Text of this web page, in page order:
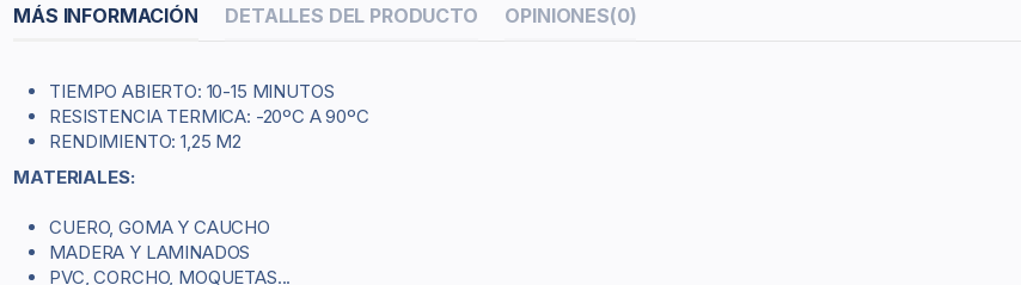
MÁS INFORMACIÓN DETALLES DEL PRODUCTO OPINIONES(0)
TIEMPO ABIERTO: 10-15 MINUTOS
RESISTENCIA TERMICA: -20ºC A 90ºC
RENDIMIENTO: 1,25 M2
MATERIALES:
CUERO, GOMA Y CAUCHO
MADERA Y LAMINADOS
PVC, CORCHO, MOQUETAS...